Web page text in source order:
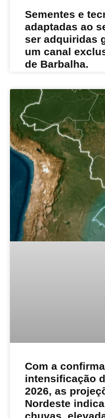
Sementes e
adaptadas ao
ser adquiridas
um canal
de Barbalha.
Com a
intensificação
2026, as
Nordeste